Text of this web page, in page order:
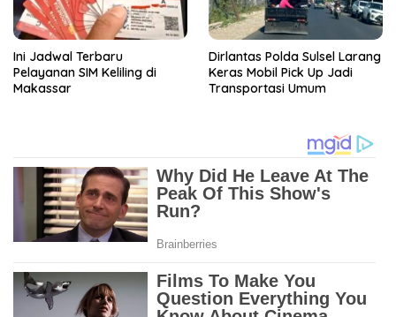
Ini Jadwal Terbaru
Pelayanan SIM Keliling di
Makassar
Dirlantas Polda Sulsel Larang
Keras Mobil Pick Up Jadi
Transportasi Umum